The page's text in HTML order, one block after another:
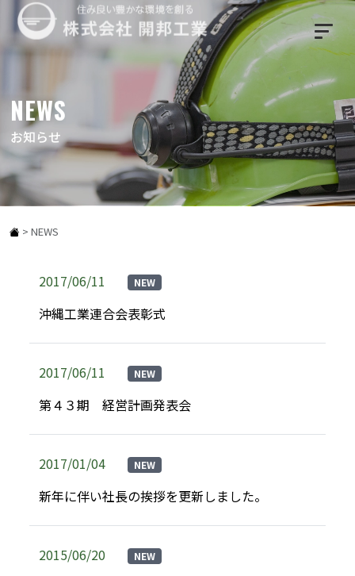
NEWS
お知らせ
> NEWS
2017/06/11 NEW
沖縄工業連合会表彰式
2017/06/11 NEW
第４３期 経営計画発表会
2017/01/04 NEW
新年に伴い社長の挨拶を更新しました。
2015/06/20 NEW